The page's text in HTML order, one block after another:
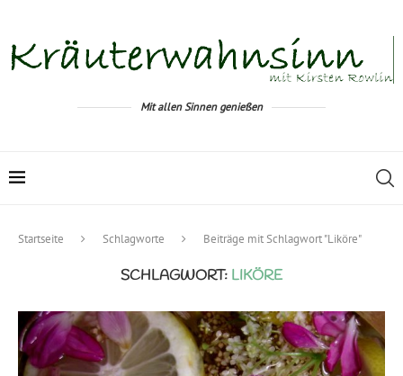
Mit allen Sinnen genießen
Startseite Schlagworte Beiträge mit Schlagwort "Liköre"
SCHLAGWORT: LIKÖRE